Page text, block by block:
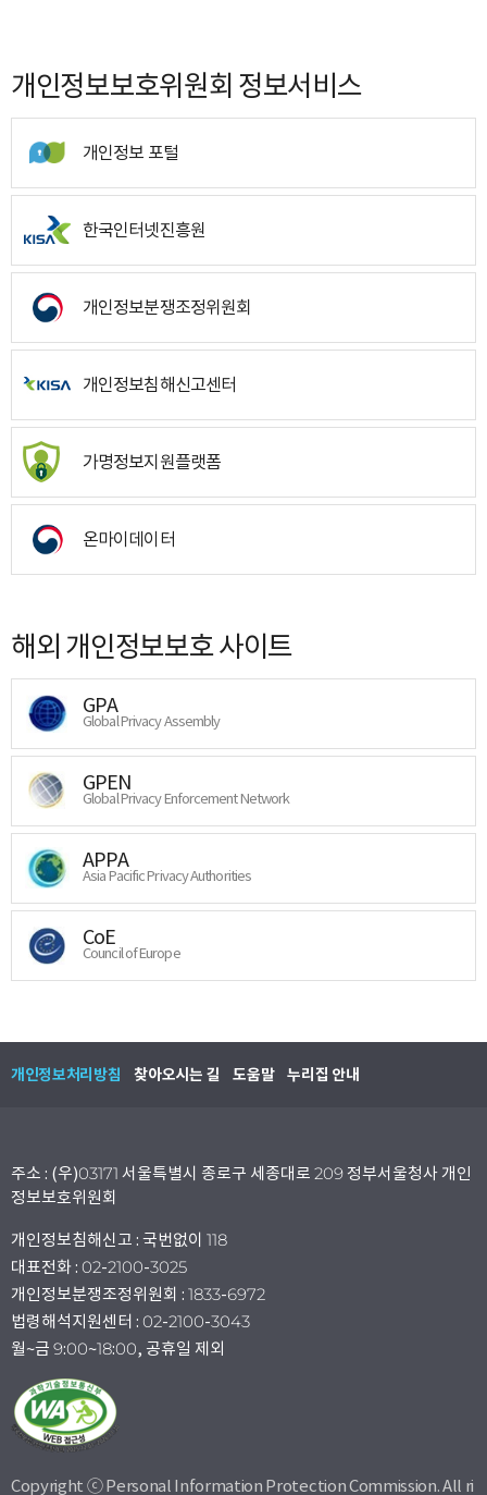
개인정보보호위원회 정보서비스
개인정보 포털
한국인터넷진흥원
개인정보분쟁조정위원회
개인정보침해신고센터
가명정보지원플랫폼
온마이데이터
해외 개인정보보호 사이트
GPA
Global Privacy Assembly
GPEN
Global Privacy Enforcement Network
APPA
Asia Pacific Privacy Authorities
CoE
Council of Europe
개인정보처리방침 찾아오시는 길 도움말 누리집 안내
주소 : (우)03171 서울특별시 종로구 세종대로 209 정부서울청사 개인
정보보호위원회
개인정보침해신고 : 국번없이 118
대표전화 : 02-2100-3025
개인정보분쟁조정위원회 : 1833-6972
법령해석지원센터 : 02-2100-3043
월~금 9:00~18:00, 공휴일 제외
Copyright ⓒ Personal Information Protection Commission. All ri